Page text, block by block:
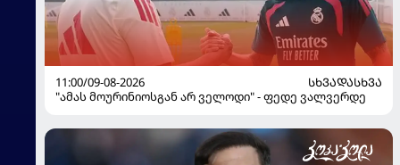
11:00/09-08-2026
ᲡᲮᲕᲐᲓᲐᲡᲮᲕᲐ
"ამას მოურინიოსგან არ ველოდი" - ფედე ვალვერდე